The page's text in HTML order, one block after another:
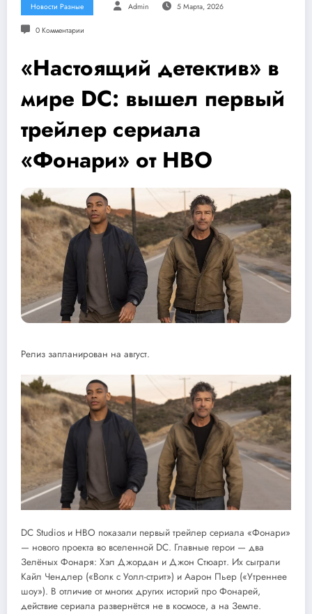
Новости Разные Admin 5 Марта, 2026
0 Комментарии
«Настоящий детектив» в
мире DC: вышел первый
трейлер сериала
«Фонари» от HBO
Релиз запланирован на август.
DC Studios и HBO показали первый трейлер сериала «Фонари»
— нового проекта во вселенной DC. Главные герои — два
Зелёных Фонаря: Хэл Джордан и Джон Стюарт. Их сыграли
Кайл Чендлер («Волк с Уолл-стрит») и Аарон Пьер («Утреннее
шоу»). В отличие от многих других историй про Фонарей,
действие сериала развернётся не в космосе, а на Земле.